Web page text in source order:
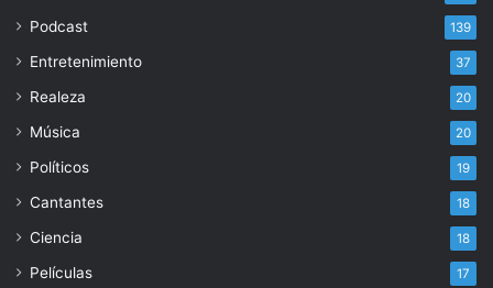
Podcast 139
Entretenimiento 37
Realeza 20
Música 20
Políticos 19
Cantantes 18
Ciencia 18
Películas 17